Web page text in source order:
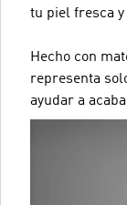
tu piel fresca y
Hecho con
representa
ayudar a